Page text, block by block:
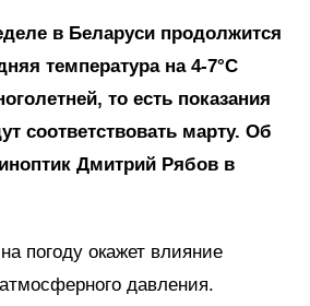
в Беларуси продолжится
температура на 4-7°C
то есть показания
соответствовать марту. Об
Дмитрий Рябов в
на погоду окажет влияние
давления.